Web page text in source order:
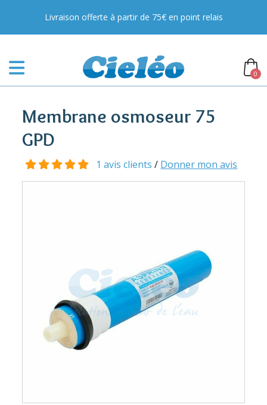
Livraison offerte à partir de 75€ en point relais
0
Membrane osmoseur 75
GPD
1 avis clients / Donner mon avis